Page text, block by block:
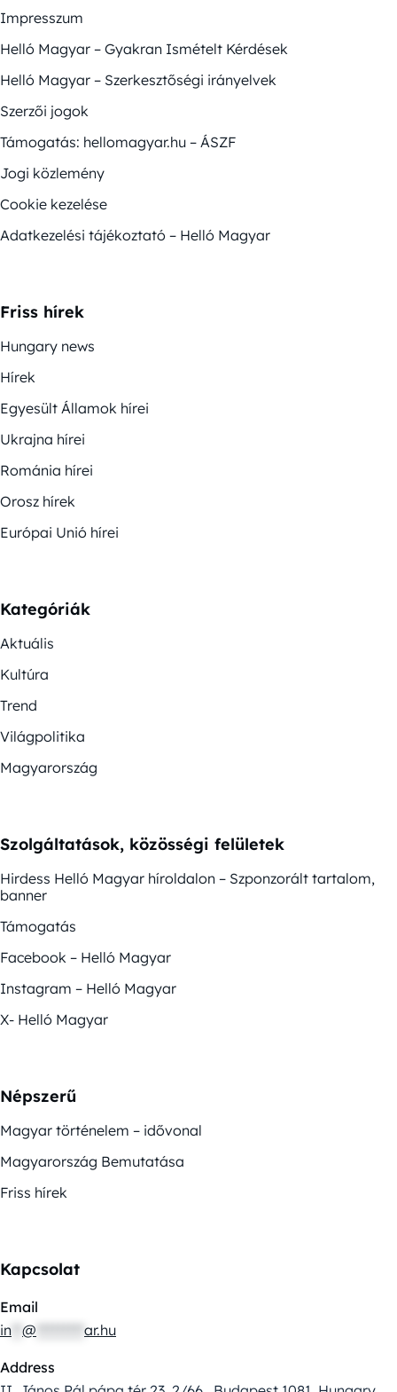
Impresszum
Helló Magyar – Gyakran Ismételt Kérdések
Helló Magyar – Szerkesztőségi irányelvek
Szerzői jogok
Támogatás: hellomagyar.hu – ÁSZF
Jogi közlemény
Cookie kezelése
Adatkezelési tájékoztató – Helló Magyar
Friss hírek
Hungary news
Hírek
Egyesült Államok hírei
Ukrajna hírei
Románia hírei
Orosz hírek
Európai Unió hírei
Kategóriák
Aktuális
Kultúra
Trend
Világpolitika
Magyarország
Szolgáltatások, közösségi felületek
Hirdess Helló Magyar híroldalon – Szponzorált tartalom,
banner
Támogatás
Facebook – Helló Magyar
Instagram – Helló Magyar
X- Helló Magyar
Népszerű
Magyar történelem – idővonal
Magyarország Bemutatása
Friss hírek
Kapcsolat
Email
in @ ar.hu
Address